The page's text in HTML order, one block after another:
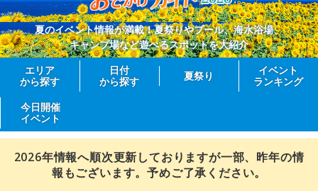
夏のイベント情報が満載！夏祭りやプール、海水浴場、
キャンプ場など遊べるスポットを大紹介
エリア
から探す
日付
から探す
夏祭り
イベント
ランキング
今日開催
イベント
2026年情報へ順次更新しておりますが一部、昨年の情
報もございます。予めご了承ください。